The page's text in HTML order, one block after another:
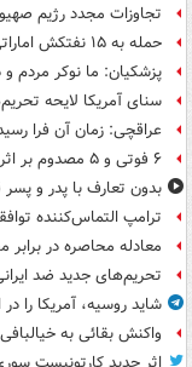
تجاوزات مجدد رژیم
حمله به ۱۵ نفتکش‌ اماراتی از ابتدای جنگ
پزشکیان: ما نوکر مردم
سنای آمریکا لایحه
عراقچی: زمان آن فرا
۶ فوتی و ۵ مصدوم بر اثر تصادف زنجیره‌ای
بدون تعارف با پدر و پسر
ترامپ التماس‌کننده
معادله محاصره در برابر
تحریم‌های جدید ضد
شاید روسیه، آمریکا را
واکنش بقائی به